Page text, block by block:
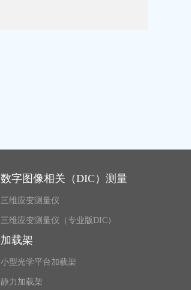
数字图像相关（DIC）测量
三维应变测量仪
三维应变测量仪（专业版DIC）
加载架
小型光学平台加载架
静力加载架